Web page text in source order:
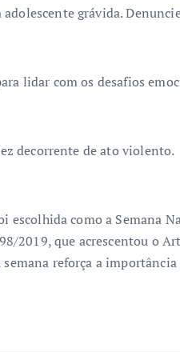
grávida.
lidar com os desafios
decorrente de ato violento.
escolhida como a Semana
2019, que acrescentou o
reforça a